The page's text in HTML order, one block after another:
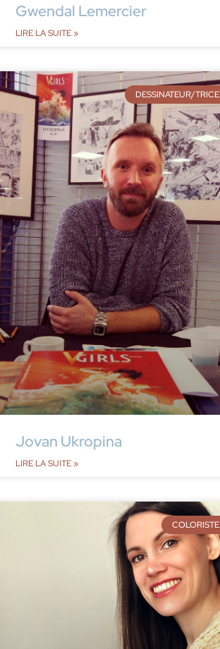
Gwendal Lemercier
LIRE LA SUITE »
DESSINATEUR/TRICE
Jovan Ukropina
LIRE LA SUITE »
COLORISTE